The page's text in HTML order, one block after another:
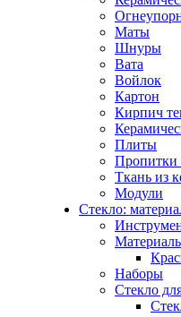
Маты
Шнуры
Вата
Войлок
Картон
Кирпич
Плиты
Пропитки
Ткань из
Модули
Стекло:
Наборы
Стекло